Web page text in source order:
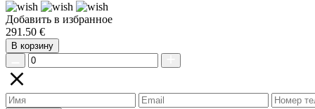
Добавить в избранное
291.50 €
В корзину